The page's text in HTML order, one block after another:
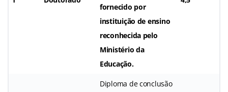
fornecido por
instituição de ensino
reconhecida pelo
Ministério da
Educação.
Diploma de conclusão